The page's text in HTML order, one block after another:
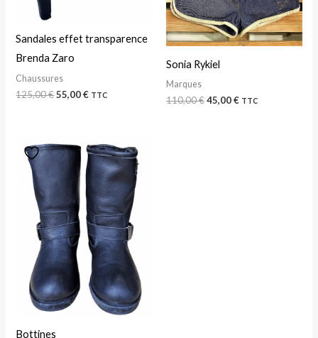
Sandales effet transparence
Brenda Zaro
Chaussures
125,00€55,00€ TTC
Sonia Rykiel
Marques
110,00€45,00€ TTC
Bottines